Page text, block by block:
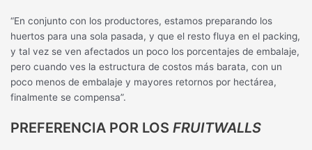
“En conjunto con los productores, estamos preparando los
huertos para una sola pasada, y que el resto fluya en el packing,
y tal vez se ven afectados un poco los porcentajes de embalaje,
pero cuando ves la estructura de costos más barata, con un
poco menos de embalaje y mayores retornos por hectárea,
finalmente se compensa”.
PREFERENCIA POR LOSFRUITWALLS